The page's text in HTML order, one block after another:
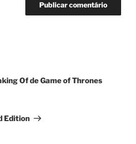
Of de Game of Thrones
Edition